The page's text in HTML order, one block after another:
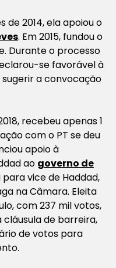
de 2014, ela apoiou o
. Em 2015, fundou o
Durante o processo
se favorável à
a convocação
recebeu apenas 1
com o PT se deu
apoio à
ao governo de
vice de Haddad,
na Câmara. Eleita
com 237 mil votos,
cláusula de barreira,
de votos para